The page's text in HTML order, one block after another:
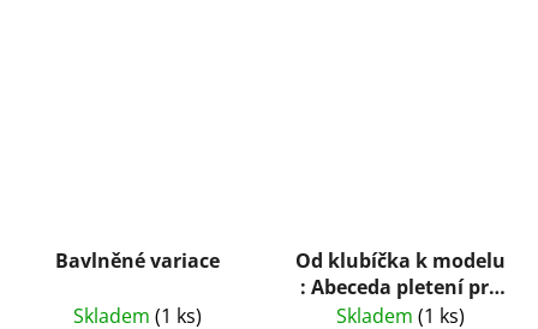
Bavlněné variace
Skladem (1 ks)
Od klubíčka k modelu
: Abeceda pletení pro
dívky od 13 let. Díl 2.
Skladem (1 ks)